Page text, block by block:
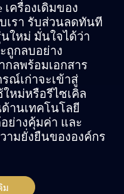
เครื่องเดิมของ
เรา รับส่วนลดทันที
ใหม่ มั่นใจได้ว่า
ถูกลบอย่าง
ลพร้อมเอกสาร
ณ์เก่าจะเข้าสู่
หม่หรือรีไซเคิล
านเทคโนโลยี
ย่างคุ้มค่า และ
มยั่งยืนขององค์กร
ม